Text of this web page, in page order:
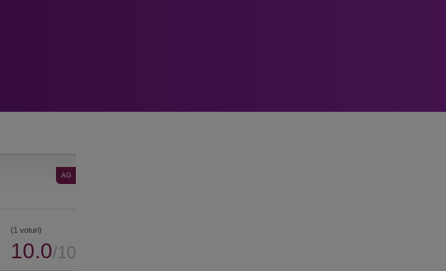
AG
(1 voturi)
10.0/10